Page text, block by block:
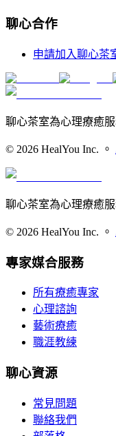
聊心合作
申請加入聊心茶
聊心茶室為心理療癒
© 2026 HealYou Inc. 。
聊心茶室為心理療癒
© 2026 HealYou Inc. 。
專家媒合服務
所有療癒專家
心理諮詢
藝術療癒
職涯教練
聊心資源
常見問題
聯絡我們